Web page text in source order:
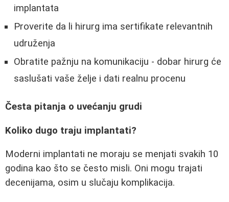
implantata
Proverite da li hirurg ima sertifikate relevantnih
udruženja
Obratite pažnju na komunikaciju - dobar hirurg će
saslušati vaše želje i dati realnu procenu
Česta pitanja o uvećanju grudi
Koliko dugo traju implantati?
Moderni implantati ne moraju se menjati svakih 10
godina kao što se često misli. Oni mogu trajati
decenijama, osim u slučaju komplikacija.